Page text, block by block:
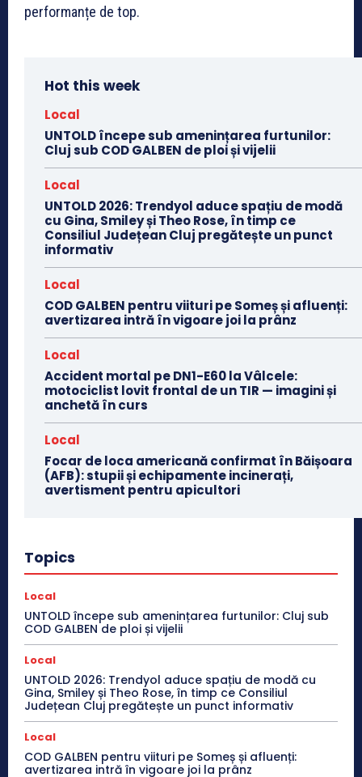
performanțe de top.
Hot this week
Local
UNTOLD începe sub amenințarea furtunilor:
Cluj sub COD GALBEN de ploi și vijelii
Local
UNTOLD 2026: Trendyol aduce spațiu de modă
cu Gina, Smiley și Theo Rose, în timp ce
Consiliul Județean Cluj pregătește un punct
informativ
Local
COD GALBEN pentru viituri pe Someș și afluenți:
avertizarea intră în vigoare joi la prânz
Local
Accident mortal pe DN1-E60 la Vâlcele:
motociclist lovit frontal de un TIR — imagini și
anchetă în curs
Local
Focar de loca americană confirmat în Băișoara
(AFB): stupii și echipamente incinerați,
avertisment pentru apicultori
Topics
Local
UNTOLD începe sub amenințarea furtunilor: Cluj sub
COD GALBEN de ploi și vijelii
Local
UNTOLD 2026: Trendyol aduce spațiu de modă cu
Gina, Smiley și Theo Rose, în timp ce Consiliul
Județean Cluj pregătește un punct informativ
Local
COD GALBEN pentru viituri pe Someș și afluenți:
avertizarea intră în vigoare joi la prânz